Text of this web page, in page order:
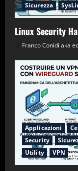
Sicurezza
Linux Security
Franco Conidi aka
Applicazioni
Security
Utility
VPN